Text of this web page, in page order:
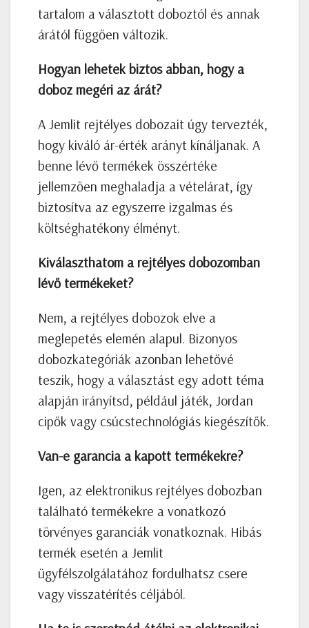
tartalom a választott doboztól és annak
árától függően változik.
Hogyan lehetek biztos abban, hogy a
doboz megéri az árát?
A Jemlit rejtélyes dobozait úgy tervezték,
hogy kiváló ár-érték arányt kínáljanak. A
benne lévő termékek összértéke
jellemzően meghaladja a vételárat, így
biztosítva az egyszerre izgalmas és
költséghatékony élményt.
Kiválaszthatom a rejtélyes dobozomban
lévő termékeket?
Nem, a rejtélyes dobozok elve a
meglepetés elemén alapul. Bizonyos
dobozkategóriák azonban lehetővé
teszik, hogy a választást egy adott téma
alapján irányítsd, például játék, Jordan
cipők vagy csúcstechnológiás kiegészítők.
Van-e garancia a kapott termékekre?
Igen, az elektronikus rejtélyes dobozban
található termékekre a vonatkozó
törvényes garanciák vonatkoznak. Hibás
termék esetén a Jemlit
ügyfélszolgálatához fordulhatsz csere
vagy visszatérítés céljából.